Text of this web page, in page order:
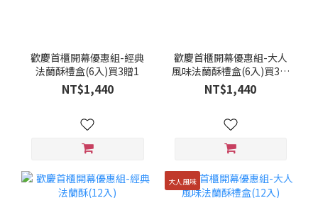
歡慶首櫃開幕優惠組-經典
法蘭酥禮盒(6入)買3贈1
NT$1,440
歡慶首櫃開幕優惠組-大人
風味法蘭酥禮盒(6入)買3贈
1
NT$1,440
大人風味